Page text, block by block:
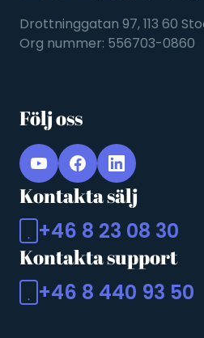
Drottninggatan 97, 113 60
Org nummer: 556703-0860
Kontakta sälj
+46 8 23 08 30
Kontakta support
+46 8 440 93 50
Följ oss